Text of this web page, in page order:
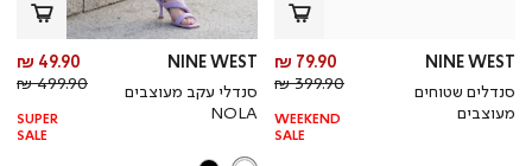
NINE WEST
סנדלים שטוחים
מעוצבים
מחיר
מוצר
79.90 ₪
מחיר
רגיל
399.90 ₪
WEEKEND
SALE
NINE WEST
סנדלי עקב מעוצבים
NOLA
49.90 ₪
499.90 ₪
SUPER
SALE